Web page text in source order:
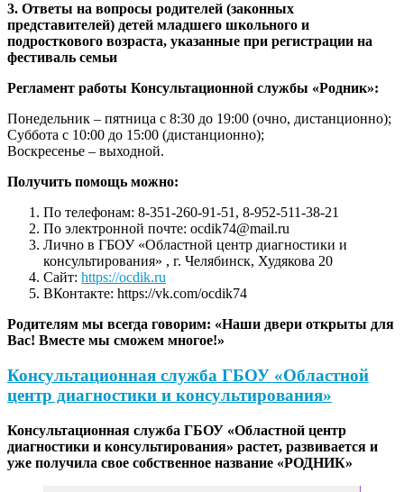
3. Ответы на вопросы родителей (законных
представителей) детей младшего школьного и
подросткового возраста, указанные при регистрации на
фестиваль семьи
Регламент работы Консультационной службы «Родник»:
Понедельник – пятница с 8:30 до 19:00 (очно, дистанционно);
Суббота с 10:00 до 15:00 (дистанционно);
Воскресенье – выходной.
Получить помощь можно:
По телефонам: 8-351-260-91-51, 8-952-511-38-21
По электронной почте: ocdik74@mail.ru
Лично в ГБОУ «Областной центр диагностики и
консультирования» , г. Челябинск, Худякова 20
Сайт: https://ocdik.ru
ВКонтакте: https://vk.com/ocdik74
Родителям мы всегда говорим: «Наши двери открыты для
Вас! Вместе мы сможем многое!»
Консультационная служба ГБОУ «Областной
центр диагностики и консультирования»
Консультационная служба ГБОУ «Областной центр
диагностики и консультирования» растет, развивается и
уже получила свое собственное название «РОДНИК»